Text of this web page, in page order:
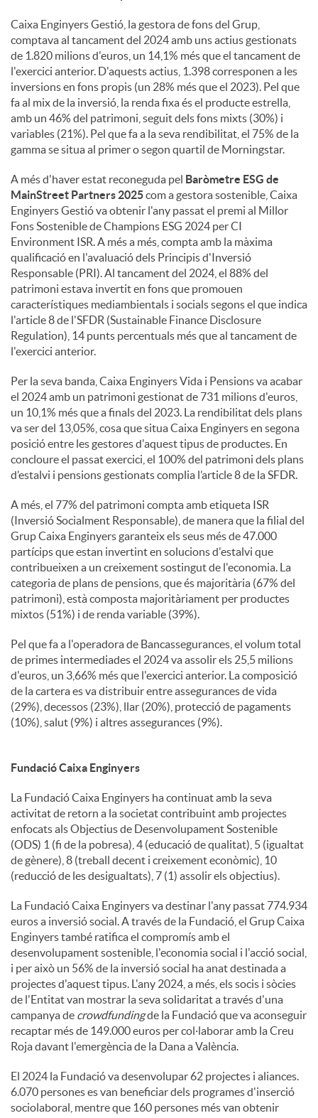
Caixa Enginyers Gestió, la gestora de fons del Grup,
comptava al tancament del 2024 amb uns actius gestionats
de 1.820 milions d'euros, un 14,1% més que el tancament de
l'exercici anterior. D'aquests actius, 1.398 corresponen a les
inversions en fons propis (un 28% més que el 2023). Pel que
fa al mix de la inversió, la renda fixa és el producte estrella,
amb un 46% del patrimoni, seguit dels fons mixts (30%) i
variables (21%). Pel que fa a la seva rendibilitat, el 75% de la
gamma se situa al primer o segon quartil de Morningstar.
A més d'haver estat reconeguda pel Baròmetre ESG de
MainStreet Partners 2025com a gestora sostenible, Caixa
Enginyers Gestió va obtenir l'any passat el premi al Millor
Fons Sostenible de Champions ESG 2024 per CI
Environment ISR. A més a més, compta amb la màxima
qualificació en l'avaluació dels Principis d'Inversió
Responsable (PRI). Al tancament del 2024, el 88% del
patrimoni estava invertit en fons que promouen
característiques mediambientals i socials segons el que indica
l'article 8 de l'SFDR (Sustainable Finance Disclosure
Regulation), 14 punts percentuals més que al tancament de
l'exercici anterior.
Per la seva banda, Caixa Enginyers Vida i Pensions va acabar
el 2024 amb un patrimoni gestionat de 731 milions d'euros,
un 10,1% més que a finals del 2023. La rendibilitat dels plans
va ser del 13,05%, cosa que situa Caixa Enginyers en segona
posició entre les gestores d'aquest tipus de productes. En
concloure el passat exercici, el 100% del patrimoni dels plans
d’estalvi i pensions gestionats complia l’article 8 de la SFDR.
A més, el 77% del patrimoni compta amb etiqueta ISR
(Inversió Socialment Responsable), de manera que la filial del
Grup Caixa Enginyers garanteix els seus més de 47.000
partícips que estan invertint en solucions d'estalvi que
contribueixen a un creixement sostingut de l'economia. La
categoria de plans de pensions, que és majoritària (67% del
patrimoni), està composta majoritàriament per productes
mixtos (51%) i de renda variable (39%).
Pel que fa a l'operadora de Bancassegurances, el volum total
de primes intermediades el 2024 va assolir els 25,5 milions
d'euros, un 3,66% més que l'exercici anterior. La composició
de la cartera es va distribuir entre assegurances de vida
(29%), decessos (23%), llar (20%), protecció de pagaments
(10%), salut (9%) i altres assegurances (9%).
Fundació Caixa Enginyers
La Fundació Caixa Enginyers ha continuat amb la seva
activitat de retorn a la societat contribuint amb projectes
enfocats als Objectius de Desenvolupament Sostenible
(ODS) 1 (fi de la pobresa), 4 (educació de qualitat), 5 (igualtat
de gènere), 8 (treball decent i creixement econòmic), 10
(reducció de les desigualtats), 7 (1) assolir els objectius).
La Fundació Caixa Enginyers va destinar l'any passat 774.934
euros a inversió social. A través de la Fundació, el Grup Caixa
Enginyers també ratifica el compromís amb el
desenvolupament sostenible, l'economia social i l'acció social,
i per això un 56% de la inversió social ha anat destinada a
projectes d'aquest tipus. L'any 2024, a més, els socis i sòcies
de l'Entitat van mostrar la seva solidaritat a través d'una
campanya de crowdfundingde la Fundació que va aconseguir
recaptar més de 149.000 euros per col·laborar amb la Creu
Roja davant l'emergència de la Dana a València.
El 2024 la Fundació va desenvolupar 62 projectes i aliances.
6.070 persones es van beneficiar dels programes d'inserció
sociolaboral, mentre que 160 persones més van obtenir